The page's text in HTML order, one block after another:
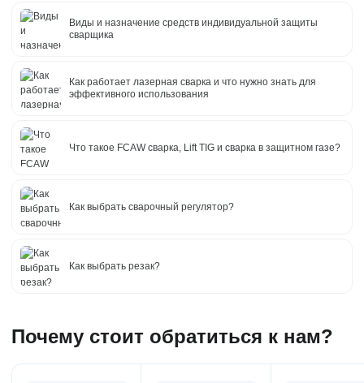
Виды и назначение средств индивидуальной защиты
сварщика
Как работает лазерная сварка и что нужно знать для
эффективного использования
Что такое FCAW сварка, Lift TIG и сварка в защитном газе?
Как выбрать сварочный регулятор?
Как выбрать резак?
Почему стоит обратиться к нам?